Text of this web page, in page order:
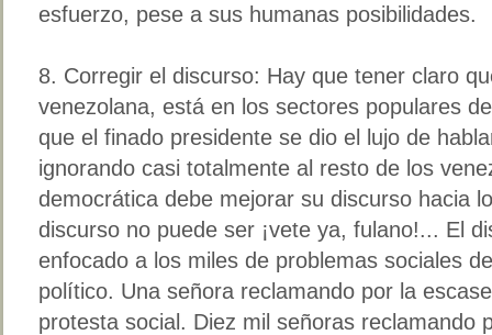
esfuerzo, pese a sus humanas posibilidades.
8. Corregir el discurso: Hay que tener claro
venezolana, está en los sectores populares
que el finado presidente se dio el lujo de
ignorando casi totalmente al resto de los
democrática debe mejorar su discurso hacia
discurso no puede ser ¡vete ya, fulano!... El
enfocado a los miles de problemas sociales
político. Una señora reclamando por la
protesta social. Diez mil señoras reclamando